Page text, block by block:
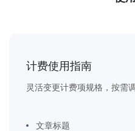
计费使用指南
灵活变更计费项规格，按需
文章标题